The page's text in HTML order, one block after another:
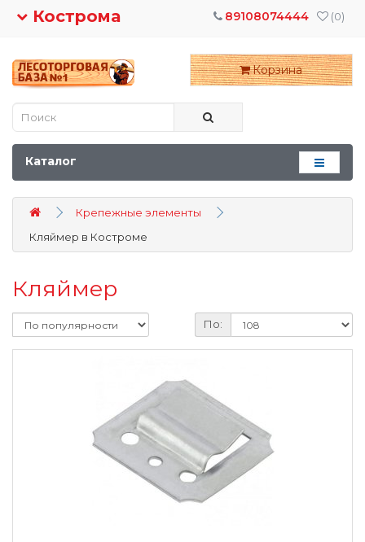
Кострома (0)
89108074444
Корзина
Каталог
Крепежные элементы
Кляймер в Костроме
Кляймер
По: